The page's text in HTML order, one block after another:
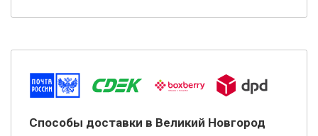
Способы доставки в Великий Новгород